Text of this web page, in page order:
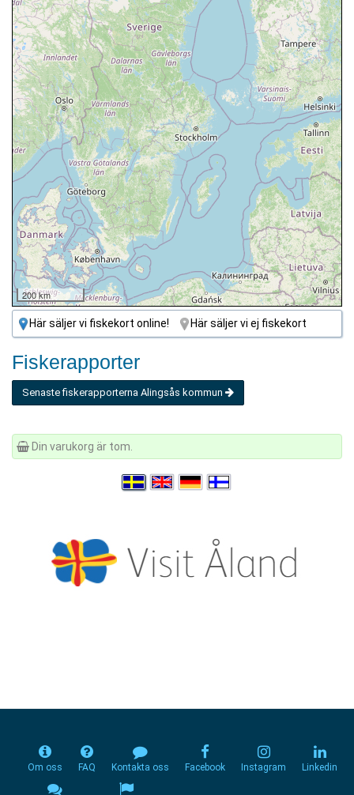
200 km
Här säljer vi fiskekort online! Här säljer vi ej fiskekort
Fiskerapporter
Senaste fiskerapporterna Alingsås kommun
Din varukorg är tom.
Om oss FAQ Kontakta oss Facebook Instagram Linkedin